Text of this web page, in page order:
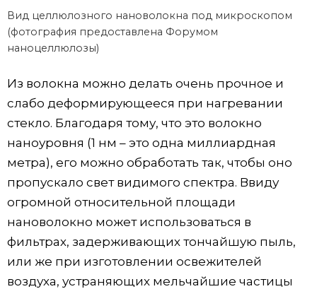
Вид целлюлозного нановолокна под микроскопом
(фотография предоставлена Форумом
наноцеллюлозы)
Из волокна можно делать очень прочное и
слабо деформирующееся при нагревании
стекло. Благодаря тому, что это волокно
наноуровня (1 нм – это одна миллиардная
метра), его можно обработать так, чтобы оно
пропускало свет видимого спектра. Ввиду
огромной относительной площади
нановолокно может использоваться в
фильтрах, задерживающих тончайшую пыль,
или же при изготовлении освежителей
воздуха, устраняющих мельчайшие частицы